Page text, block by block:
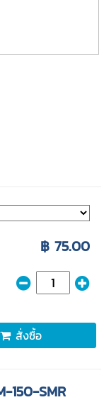
฿ 75.00
สั่งซื้อ
150-SMR